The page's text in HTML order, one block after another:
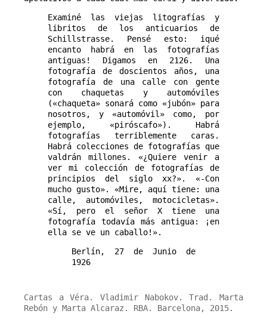
Examiné las viejas litografías y
libritos de los anticuarios de
Schillstrasse. Pensé esto: iqué
encanto habrá en las fotografías
antiguas! Digamos en 2126. Una
fotografía de doscientos años, una
fotografía de una calle con gente
con chaquetas y automóviles
(«chaqueta» sonará como «jubón» para
nosotros, y «automóvil» como, por
ejemplo, «piróscafo»). Habrá
fotografías terriblemente caras.
Habrá colecciones de fotografías que
valdrán millones. «¿Quiere venir a
ver mi colección de fotografías de
principios del siglo xx?». «-Con
mucho gusto». «Mire, aquí tiene: una
calle, automóviles, motocicletas».
«Sí, pero el señor X tiene una
fotografía todavía más antigua: ¡en
ella se ve un caballo!».
Berlín, 27 de Junio de
1926
Cartas a Véra. Vladimir Nabokov. Trad. Marta
Rebón y Marta Alcaraz. RBA. Barcelona, 2015.